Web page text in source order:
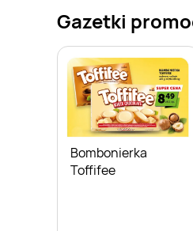
Gazetki
Bombonierka
Toffifee